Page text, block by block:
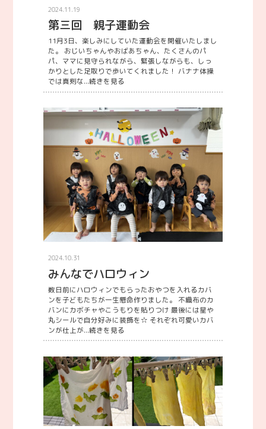
2024.11.19
第三回 親子運動会
11月3日、楽しみにしていた運動会を開催いたしまし
た。 おじいちゃんやおばあちゃん、たくさんのパ
パ、ママに見守られながら、緊張しながらも、しっ
かりとした足取りで歩いてくれました！ バナナ体操
では真剣な...続きを見る
2024.10.31
みんなでハロウィン
数日前にハロウィンでもらったおやつを入れるカバ
ンを子どもたちが一生懸命作りました。 不織布のカ
バンにカボチャやこうもりを貼りつけ 最後には星や
丸シールで自分好みに装飾を☆ それぞれ可愛いカバ
ンが仕上が...続きを見る